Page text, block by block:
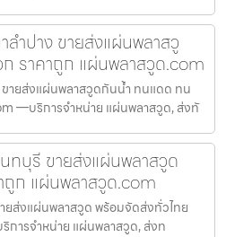
ำปาง ขายส่งแผ่นพลาสวู
ราคาถูก แผ่นพลาสวูด.com
ายส่งแผ่นพลาสวูดกันน้ำ ทนแดด ทน
—บริการจำหน่าย แผ่นพลาสวูด, ส่งทั
ทบุรี ขายส่งแผ่นพลาสวูด
ถูก แผ่นพลาสวูด.com
ส่งแผ่นพลาสวูด พร้อมจัดส่งทั่วไทย
ารจำหน่าย แผ่นพลาสวูด, ส่งท